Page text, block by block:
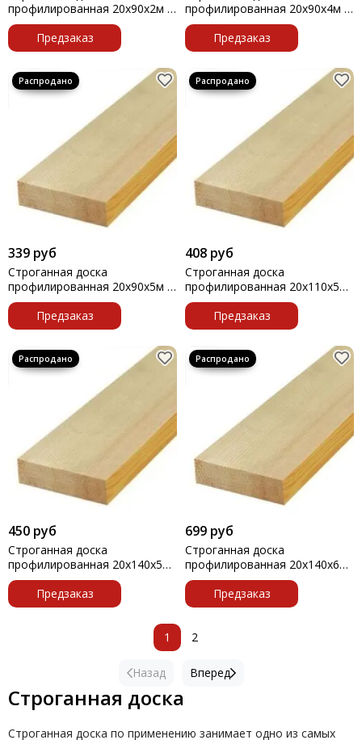
профилированная 20х90х2м 1
штука
Предзаказ
профилированная 20х90х4м 1
штука
Предзаказ
339 руб
Строганная доска
профилированная 20х90х5м 1
штука
Предзаказ
408 руб
Строганная доска
профилированная 20х110х5м
1 штука
Предзаказ
450 руб
Строганная доска
профилированная 20х140х5м
УТ (ОБЗОЛ) штука
Предзаказ
699 руб
Строганная доска
профилированная 20х140х6м
1штука
Предзаказ
Назад
1 2
Вперед
Строганная доска
Строганная доска по применению занимает одно из самых